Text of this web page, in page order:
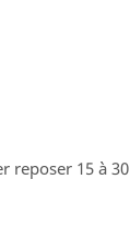
reposer 15 à 30